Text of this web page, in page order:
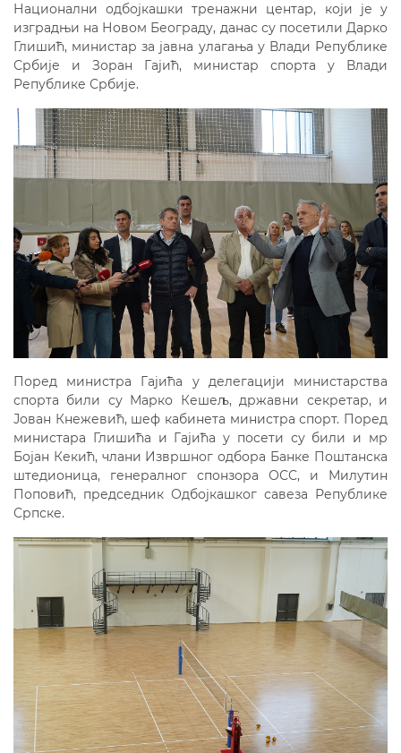
Национални одбојкашки тренажни центар, који је у
изградњи на Новом Београду, данас су посетили Дарко
Глишић, министар за јавна улагања у Влади Републике
Србије и Зоран Гајић, министар спорта у Влади
Републике Србије.
Поред министра Гајића у делегацији министарства
спорта били су Марко Кешељ, државни секретар, и
Јован Кнежевић, шеф кабинета министра спорт. Поред
министара Глишића и Гајића у посети су били и мр
Бојан Кекић, члани Извршног одбора Банке Поштанска
штедионица, генералног спонзора ОСС, и Милутин
Поповић, председник Одбојкашког савеза Републике
Српске.